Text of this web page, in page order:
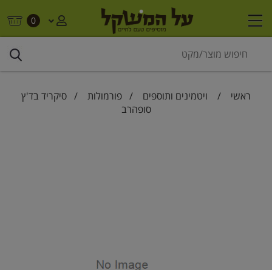
0
ראשי / ויטמינים ותוספים / פורמולות / סיקריד בד'ץ
סופהרב